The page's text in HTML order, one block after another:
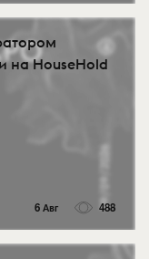
на HouseHold
6 Авг 488